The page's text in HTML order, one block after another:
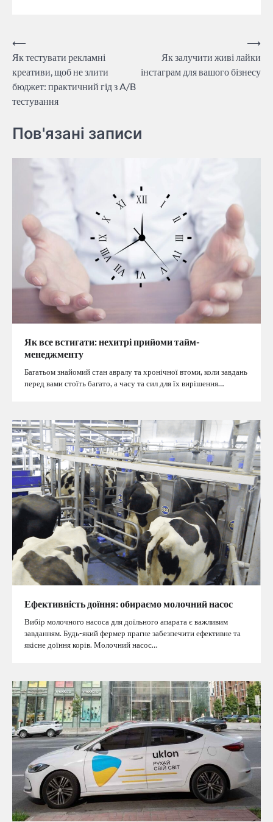
Навігація
записів
⟵
Як тестувати рекламні
креативи, щоб не злити
бюджет: практичний гід з A/B
тестування
Як залучити живі лайки
інстаграм для вашого бізнесу
⟶
Пов'язані записи
Як все встигати: нехитрі прийоми тайм-
менеджменту
Багатьом знайомий стан авралу та хронічної втоми, коли завдань
перед вами стоїть багато, а часу та сил для їх вирішення…
Ефективність доїння: обираємо молочний насос
Вибір молочного насоса для доїльного апарата є важливим
завданням. Будь-який фермер прагне забезпечити ефективне та
якісне доїння корів. Молочний насос…